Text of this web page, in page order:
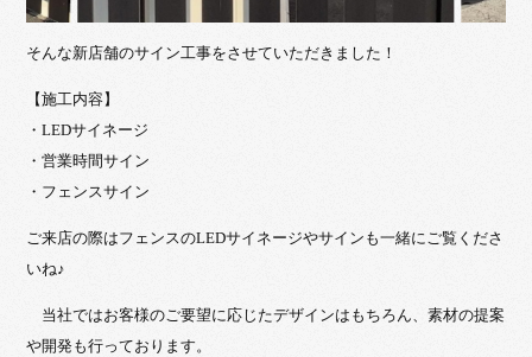
そんな新店舗のサイン工事をさせていただきました！
【施工内容】
・LEDサイネージ
・営業時間サイン
・フェンスサイン
ご来店の際はフェンスのLEDサイネージやサインも一緒にご覧くださ
いね♪
当社ではお客様のご要望に応じたデザインはもちろん、素材の提案
や開発も行っております。